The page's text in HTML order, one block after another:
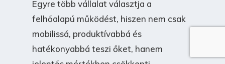
Egyre több vállalat választja a
felhőalapú működést, hiszen nem csak
mobilissá, produktívabbá és
hatékonyabbá teszi őket, hanem